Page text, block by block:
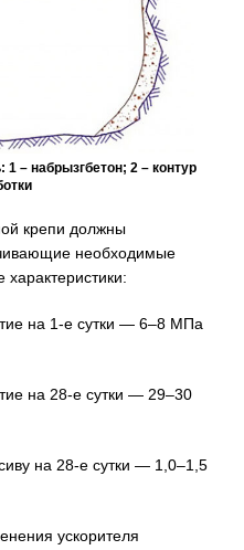
1 – набрызгбетон; 2 – контур
крепи должны
необходимые
характеристики:
на 1-е сутки — 6–8 МПа
на 28-е сутки — 29–30
на 28-е сутки — 1,0–1,5
ускорителя